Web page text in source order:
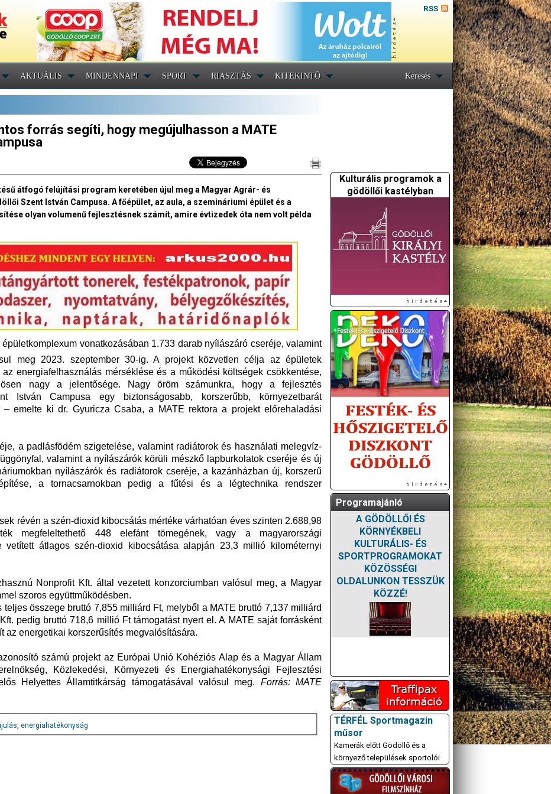
RSS
AKTUÁLIS MINDENNAPI SPORT RIASZTÁS KITEKINTŐ Keresés
forrás segíti, hogy megújulhasson a MATE
átfogó felújítási program keretében újul meg a Magyar Agrár- és
Szent István Campusa. A főépület, az aula, a szemináriumi épület és a
olyan volumenű fejlesztésnek számít, amire évtizedek óta nem volt példa
vonatkozásában 1.733 darab nyílászáró cseréje, valamint
meg 2023. szeptember 30-ig. A projekt közvetlen célja az épületek
energiafelhasználás mérséklése és a működési költségek csökkentése,
nagy a jelentősége. Nagy öröm számunkra, hogy a fejlesztés
István Campusa egy biztonságosabb, korszerűbb, környezetbarát
– emelte ki dr. Gyuricza Csaba, a MATE rektora a projekt előrehaladási
a padlásfödém szigetelése, valamint radiátorok és használati melegvíz-
valamint a nyílászárók körüli mészkő lapburkolatok cseréje és új
nyílászárók és radiátorok cseréje, a kazánházban új, korszerű
a tornacsarnokban pedig a fűtési és a légtechnika rendszer
révén a szén-dioxid kibocsátás mértéke várhatóan éves szinten 2.688,98
megfeleltethető 448 elefánt tömegének, vagy a magyarországi
vetített átlagos szén-dioxid kibocsátása alapján 23,3 millió kilométernyi
Nonprofit Kft. által vezetett konzorciumban valósul meg, a Magyar
szoros együttműködésben.
összege bruttó 7,855 milliárd Ft, melyből a MATE bruttó 7,137 milliárd
pedig bruttó 718,6 millió Ft támogatást nyert el. A MATE saját forrásként
az energetikai korszerűsítés megvalósítására.
számú projekt az Európai Unió Kohéziós Alap és a Magyar Állam
Közlekedési, Környezeti és Energiahatékonysági Fejlesztési
Helyettes Államtitkárság támogatásával valósul meg. Forrás: MATE
, energiahatékonyság
Kulturális programok a
gödöllői kastélyban
Programajánló
A GÖDÖLLŐI ÉS
KÖRNYÉKBELI
KULTURÁLIS- ÉS
SPORTPROGRAMOKAT
KÖZÖSSÉGI
OLDALUNKON TESSZÜK
KÖZZÉ!
TÉRFÉL Sportmagazin
műsor
Kamerák előtt Gödöllő és a
környező települések sportolói